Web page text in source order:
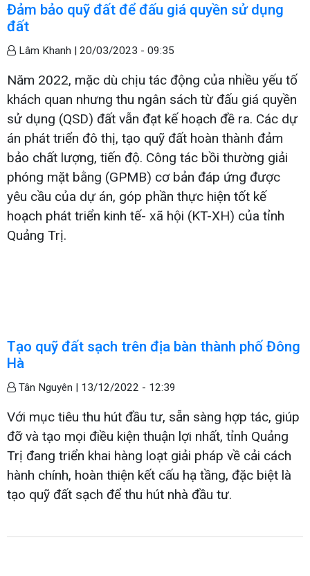
Đảm bảo quỹ đất để đấu giá quyền sử dụng
đất
Lâm Khanh | 20/03/2023 - 09:35
Năm 2022, mặc dù chịu tác động của nhiều yếu tố
khách quan nhưng thu ngân sách từ đấu giá quyền
sử dụng (QSD) đất vẫn đạt kế hoạch đề ra. Các dự
án phát triển đô thị, tạo quỹ đất hoàn thành đảm
bảo chất lượng, tiến độ. Công tác bồi thường giải
phóng mặt bằng (GPMB) cơ bản đáp ứng được
yêu cầu của dự án, góp phần thực hiện tốt kế
hoạch phát triển kinh tế- xã hội (KT-XH) của tỉnh
Quảng Trị.
Tạo quỹ đất sạch trên địa bàn thành phố Đông
Hà
Tân Nguyên | 13/12/2022 - 12:39
Với mục tiêu thu hút đầu tư, sẵn sàng hợp tác, giúp
đỡ và tạo mọi điều kiện thuận lợi nhất, tỉnh Quảng
Trị đang triển khai hàng loạt giải pháp về cải cách
hành chính, hoàn thiện kết cấu hạ tầng, đặc biệt là
tạo quỹ đất sạch để thu hút nhà đầu tư.